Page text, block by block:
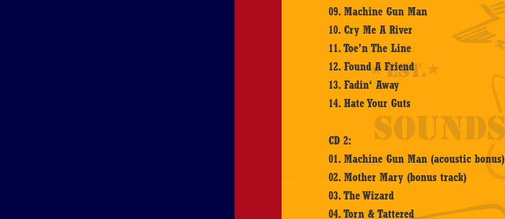
09. Machine Gun Man
10. Cry Me A River
11. Toe’n The Line
12. Found A Friend
13. Fadin‘ Away
14. Hate Your Guts
CD 2:
01. Machine Gun Man (acoustic bonus)
02. Mother Mary (bonus track)
03. The Wizard
04. Torn & Tattered